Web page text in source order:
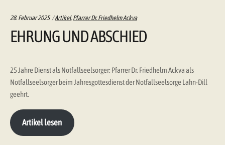
28. Februar 2025 Categories:
Artikel, Pfarrer Dr. Friedhelm Ackva
EHRUNG UND ABSCHIED
25 Jahre Dienst als Notfallseelsorger: Pfarrer Dr. Friedhelm Ackva als
Notfallseelsorger beim Jahresgottesdienst der Notfallseelsorge Lahn-Dill
geehrt.
Artikel lesen